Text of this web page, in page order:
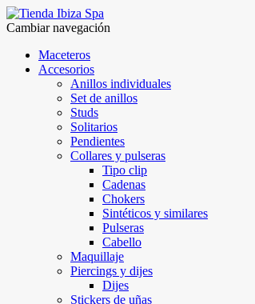
Cambiar navegación
Maceteros
Accesorios
Anillos individuales
Set de anillos
Studs
Solitarios
Pendientes
Collares y pulseras
Tipo clip
Cadenas
Chokers
Sintéticos y similares
Pulseras
Cabello
Maquillaje
Piercings y dijes
Dijes
Stickers de uñas